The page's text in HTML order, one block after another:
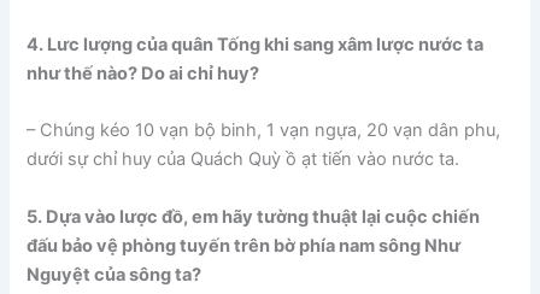
4. Lưc lượng của quân Tống khi sang xâm lược nước ta
như thế nào? Do ai chỉ huy?
– Chúng kéo 10 vạn bộ binh, 1 vạn ngựa, 20 vạn dân phu,
dưới sự chỉ huy của Quách Quỳ ồ ạt tiến vào nước ta.
5. Dựa vào lược đồ, em hãy tường thuật lại cuộc chiến
đấu bảo vệ phòng tuyến trên bờ phía nam sông Như
Nguyệt của sông ta?